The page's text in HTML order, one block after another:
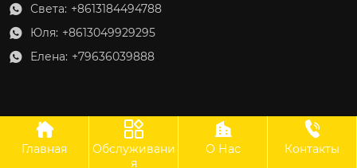
 Света: +8613184494788
 Юля: +8613049929295
 Елена: +79636039888
ООО Оудин по управлению международными цепями поставок

Главная

Обслуживани
я

О Нас

Контакты